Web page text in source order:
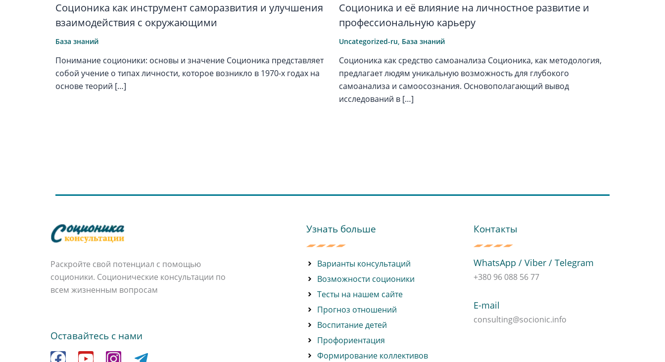
Соционика как инструмент саморазвития и улучшения
взаимодействия с окружающими
База знаний
Понимание соционики: основы и значение Соционика представляет
собой учение о типах личности, которое возникло в 1970-х годах на
основе теорий […]
Соционика и её влияние на личностное развитие и
профессиональную карьеру
Uncategorized-ru База знаний
Соционика как средство самоанализа Соционика, как методология,
предлагает людям уникальную возможность для глубокого
самоанализа и самоосознания. Основополагающий вывод
исследований в […]
Раскройте свой потенциал с помощью
соционики. Соционические консультации по
всем жизненным вопросам
Оставайтесь с нами
Узнать больше
Варианты консультаций
Возможности соционики
Тесты на нашем сайте
Прогноз отношений
Воспитание детей
Профориентация
Формирование коллективов
Контакты
WhatsApp / Viber / Telegram
+380 96 088 56 77
E-mail
consulting@socionic.info